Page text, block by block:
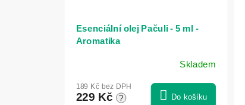
Esenciální olej Pačuli - 5 ml -
Aromatika
Skladem
189 Kč bez DPH
229 Kč ? Do košíku